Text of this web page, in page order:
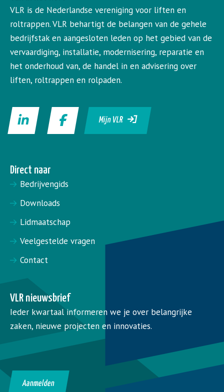
VLR is de Nederlandse vereniging voor liften en
roltrappen. VLR behartigt de belangen van de gehele
bedrijfstak en aangesloten leden op het gebied van de
vervaardiging, installatie, modernisering, reparatie en
het onderhoud van, de handel in en advisering over
liften, roltrappen en rolpaden.
Mijn VLR
Direct naar
Bedrijvengids
Downloads
Lidmaatschap
Veelgestelde vragen
Contact
VLR nieuwsbrief
Ieder kwartaal informeren we je over belangrijke
zaken, nieuwe projecten en innovaties.
Aanmelden